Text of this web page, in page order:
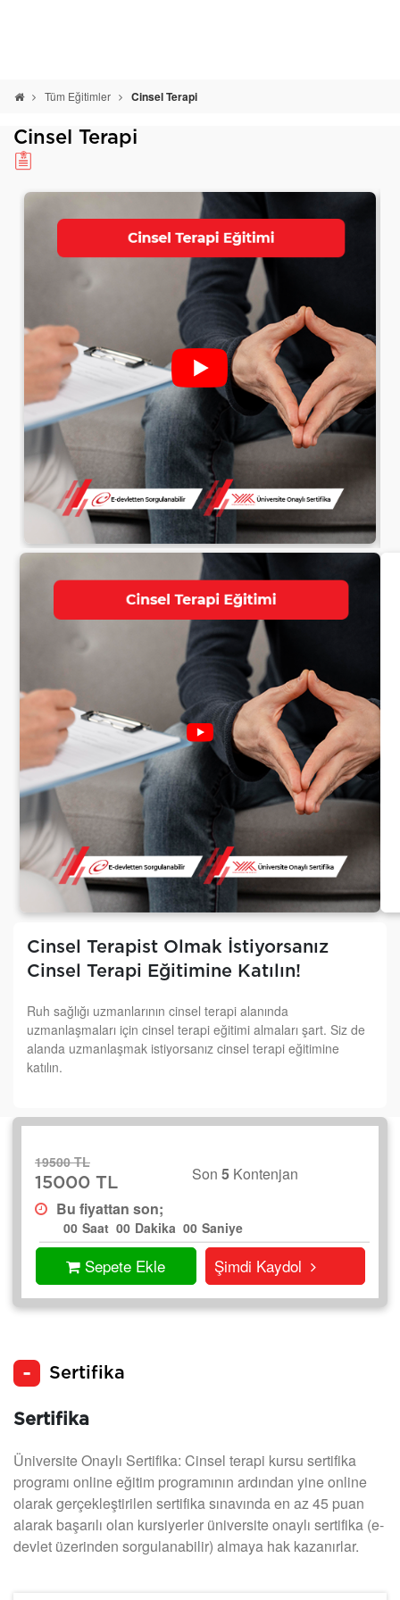
Tüm Eğitimler Cinsel Terapi
Cinsel Terapi
Cinsel Terapist Olmak İstiyorsanız
Cinsel Terapi Eğitimine Katılın!
Ruh sağlığı uzmanlarının cinsel terapi alanında
uzmanlaşmaları için cinsel terapi eğitimi almaları şart. Siz de
alanda uzmanlaşmak istiyorsanız cinsel terapi eğitimine
katılın.
19500 TL
15000 TL
Son 5Kontenjan
Bu fiyattan son;
00 Saat 00 Dakika 00 Saniye
Sepete Ekle Şimdi Kaydol
Sertifika
Sertifika
Üniversite Onaylı Sertifika: Cinsel terapi kursu sertifika
programı online eğitim programının ardından yine online
olarak gerçekleştirilen sertifika sınavında en az 45 puan
alarak başarılı olan kursiyerler üniversite onaylı sertifika (e-
devlet üzerinden sorgulanabilir) almaya hak kazanırlar.